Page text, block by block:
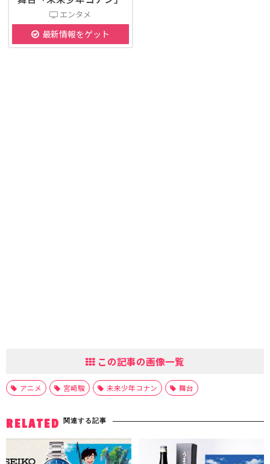
エンタメ
最新情報をゲット
この記事の画像一覧
アニメ 宮崎駿 未来少年コナン 舞台
RELATED 関連する記事